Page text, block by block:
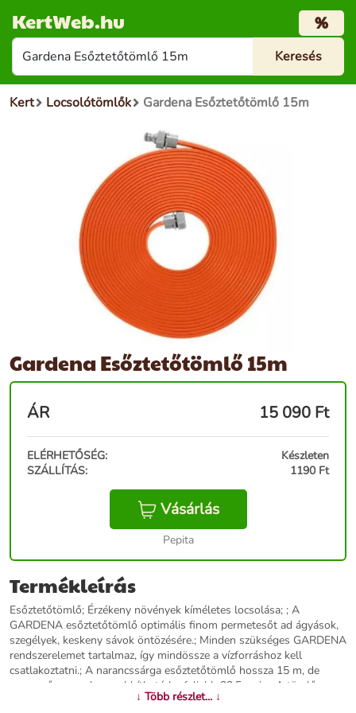
KertWeb.hu %
Kert Locsolótömlők Gardena Esőztetőtömlő 15m
Gardena Esőztetőtömlő 15m
ÁR 15 090 Ft
ELÉRHETŐSÉG:
Készleten
SZÁLLÍTÁS:
1190 Ft
Vásárlás
Pepita
Termékleírás
Esőztetőtömlő; Érzékeny növények kíméletes locsolása; ; A
GARDENA esőztetőtömlő optimális finom permetesőt ad ágyások,
szegélyek, keskeny sávok öntözésére.; Minden szükséges GARDENA
rendszerelemet tartalmaz, így mindössze a vízforráshoz kell
csatlakoztatni.; A narancssárga esőztetőtömlő hossza 15 m, de
egyszerűen meghosszabbítható legfeljebb 22,5 m-ig.; A tömlő
egyedileg rövidíthető: vágja a kívánt hosszra, és szerelje fel rá a
↓ Több részlet... ↓